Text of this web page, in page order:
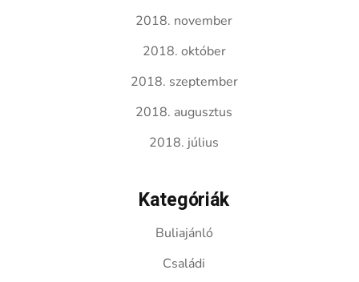
2018. november
2018. október
2018. szeptember
2018. augusztus
2018. július
Kategóriák
Buliajánló
Családi